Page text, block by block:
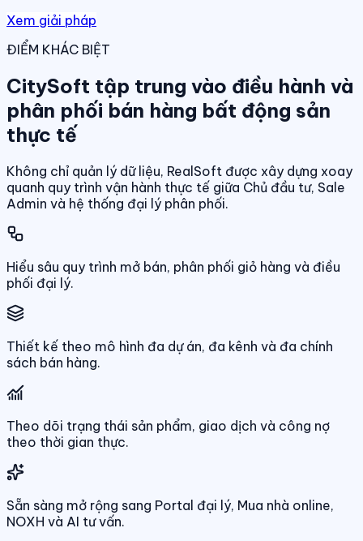
Xem giải pháp
ĐIỂM KHÁC BIỆT
CitySoft tập trung vào điều hành và
phân phối bán hàng bất động sản
thực tế
Không chỉ quản lý dữ liệu, RealSoft được xây dựng xoay
quanh quy trình vận hành thực tế giữa Chủ đầu tư, Sale
Admin và hệ thống đại lý phân phối.
Hiểu sâu quy trình mở bán, phân phối giỏ hàng và điều
phối đại lý.
Thiết kế theo mô hình đa dự án, đa kênh và đa chính
sách bán hàng.
Theo dõi trạng thái sản phẩm, giao dịch và công nợ
theo thời gian thực.
Sẵn sàng mở rộng sang Portal đại lý, Mua nhà online,
NOXH và AI tư vấn.